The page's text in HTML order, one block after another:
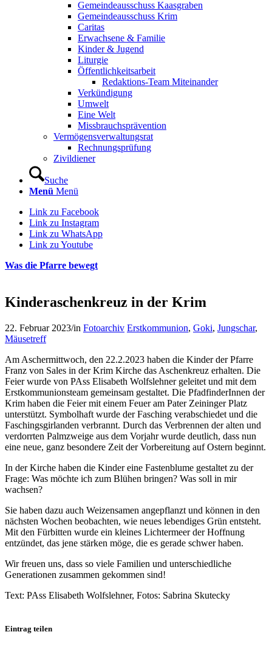
Gemeindeausschuss Kaasgraben
Gemeindeausschuss Krim
Caritas
Erwachsene & Familie
Kinder & Jugend
Liturgie
Öffentlichkeitsarbeit
Redaktions-Team Miteinander
Verkündigung
Umwelt
Eine Welt
Missbrauchsprävention
Vermögensverwaltungsrat
Rechnungsprüfung
Zivildiener
Suche
Menü Menü
Link zu Facebook
Link zu Instagram
Link zu WhatsApp
Link zu Youtube
Was die Pfarre bewegt
Kinderaschenkreuz in der Krim
22. Februar 2023/in Fotoarchiv Erstkommunion, Goki, Jungschar,
Mäusetreff
Am Aschermittwoch, den 22.2.2023 haben die Kinder der Pfarre
Franz von Sales in der Krim Kirche das Aschenkreuz erhalten. Die
Feier wurde von PAss Elisabeth Wolfslehner geleitet und mit dem
Erstkommunionsteam gemeinsam gestaltet. Die PfadfinderInnen der
Krim haben die Feier mit einem Feuer am Pater Zeininger Platz
unterstützt. Symbolhaft wurde der Fasching verabschiedet und die
Faschingsgirlanden verbrannt. Durch das Verbrennen der alten und
verdorrten Palmzweige aus dem Vorjahr wurde deutlich, dass nun
eine neue, ganz besondere Zeit der Vorbereitung auf Ostern beginnt.
In der Kirche haben die Kinder eine Fastenblume gestaltet zu der
Frage: Was möchte ich zum Blühen bringen? Was soll in mir
wachsen?
Sie haben dazu auch Weizensamen angepflanzt und können in den
nächsten Wochen beobachten, wie neues lebendiges Grün entsteht.
Mit den Fürbitten wurde ein kleines Lichtermeer der Hoffnung
entzündet, das jene stärken möge, die es gerade schwer haben.
Wir freuen uns, dass so viele Familien und unterschiedliche
Generationen zusammen gekommen sind!
Text: PAss Elisabeth Wolfslehner, Fotos: Sabrina Skutecky
Eintrag teilen